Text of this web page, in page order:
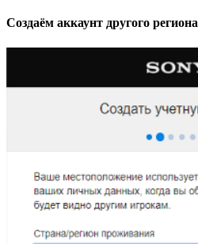
Создаём аккаунт другого региона